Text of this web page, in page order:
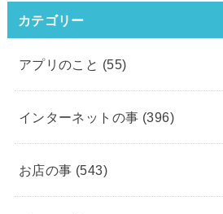
カテゴリー
アプリのこと (55)
インターネットの事 (396)
お店の事 (543)